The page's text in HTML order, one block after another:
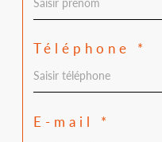
Téléphone *
E-mail *